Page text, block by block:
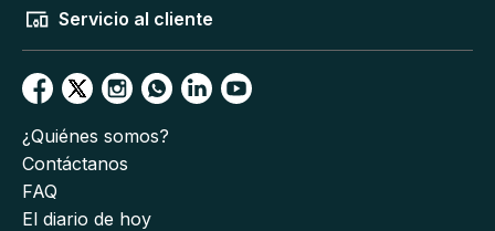
Servicio al cliente
¿Quiénes somos?
Contáctanos
FAQ
El diario de hoy